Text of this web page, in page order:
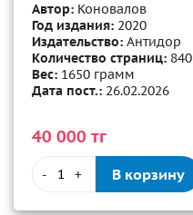
Автор: Коновалов
Год издания: 2020
Издательство: Антидор
Количество страниц: 840
Вес: 1650 грамм
Дата пост.: 26.02.2026
40 000 тг
- + В корзину